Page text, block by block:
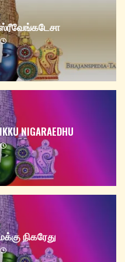
NIGARAEDHU
நிகரேது